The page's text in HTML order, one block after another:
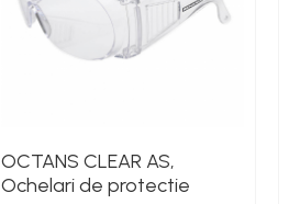
OCTANS CLEAR AS,
Ochelari de protectie